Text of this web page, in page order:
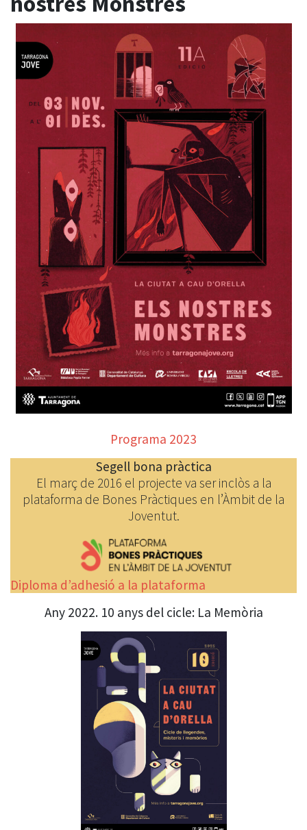
Programa 2023
Segell bona pràctica
El març de 2016 el projecte va ser inclòs a la
plataforma de Bones Pràctiques en l’Àmbit de la
Joventut.
Diploma d’adhesió a la plataforma
Any 2022. 10 anys del cicle: La Memòria